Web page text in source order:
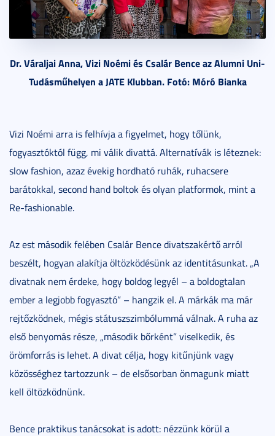
Dr. Váraljai Anna, Vizi Noémi és Csalár Bence az Alumni Uni-
Tudásműhelyen a JATE Klubban. Fotó: Móró Bianka
Vizi Noémi arra is felhívja a figyelmet, hogy tőlünk,
fogyasztóktól függ, mi válik divattá. Alternatívák is léteznek:
slow fashion, azaz évekig hordható ruhák, ruhacsere
barátokkal, second hand boltok és olyan platformok, mint a
Re-fashionable.
Az est második felében Csalár Bence divatszakértő arról
beszélt, hogyan alakítja öltözködésünk az identitásunkat. „A
divatnak nem érdeke, hogy boldog legyél – a boldogtalan
ember a legjobb fogyasztó” – hangzik el. A márkák ma már
rejtőzködnek, mégis státuszszimbólummá válnak. A ruha az
első benyomás része, „második bőrként” viselkedik, és
örömforrás is lehet. A divat célja, hogy kitűnjünk vagy
közösséghez tartozzunk – de elsősorban önmagunk miatt
kell öltözködnünk.
Bence praktikus tanácsokat is adott: nézzünk körül a